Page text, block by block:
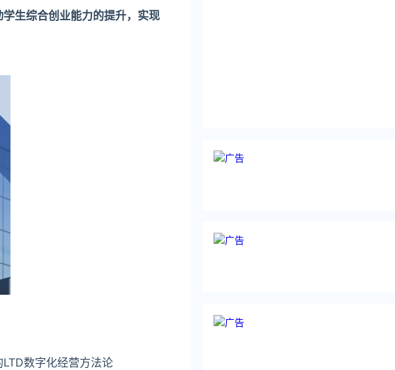
生综合创业能力的提升，实现
数字化经营方法论